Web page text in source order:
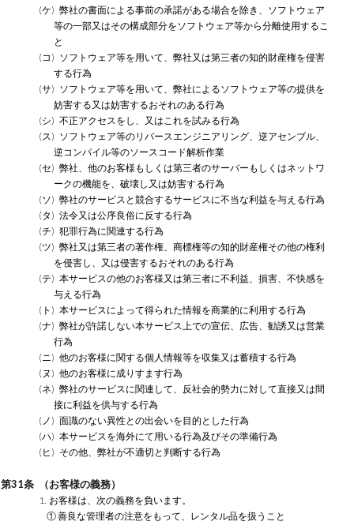
(ケ) 弊社の書面による事前の承諾がある場合を除き、ソフトウェア
等の一部又はその構成部分をソフトウェア等から分離使用するこ
と
(コ) ソフトウェア等を用いて、弊社又は第三者の知的財産権を侵害
する行為
(サ) ソフトウェア等を用いて、弊社によるソフトウェア等の提供を
妨害する又は妨害するおそれのある行為
(シ) 不正アクセスをし、又はこれを試みる行為
(ス) ソフトウェア等のリバースエンジニアリング、逆アセンブル、
逆コンパイル等のソースコード解析作業
(セ) 弊社、他のお客様もしくは第三者のサーバーもしくはネットワ
ークの機能を、破壊し又は妨害する行為
(ソ) 弊社のサービスと競合するサービスに不当な利益を与える行為
(タ) 法令又は公序良俗に反する行為
(チ) 犯罪行為に関連する行為
(ツ) 弊社又は第三者の著作権、商標権等の知的財産権その他の権利
を侵害し、又は侵害するおそれのある行為
(テ) 本サービスの他のお客様又は第三者に不利益、損害、不快感を
与える行為
(ト) 本サービスによって得られた情報を商業的に利用する行為
(ナ) 弊社が許諾しない本サービス上での宣伝、広告、勧誘又は営業
行為
(ニ) 他のお客様に関する個人情報等を収集又は蓄積する行為
(ヌ) 他のお客様に成りすます行為
(ネ) 弊社のサービスに関連して、反社会的勢力に対して直接又は間
接に利益を供与する行為
(ノ) 面識のない異性との出会いを目的とした行為
(ハ) 本サービスを海外にて用いる行為及びその準備行為
(ヒ) その他、弊社が不適切と判断する行為
第31条 （お客様の義務）
1. お客様は、次の義務を負います。
① 善良な管理者の注意をもって、レンタル品を扱うこと